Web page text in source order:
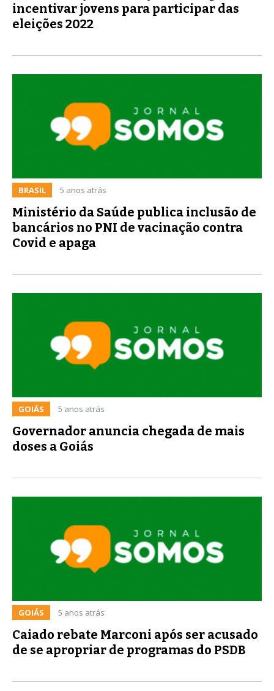
incentivar jovens para participar das
eleições 2022
BRASIL 5 anos atrás
Ministério da Saúde publica inclusão de
bancários no PNI de vacinação contra
Covid e apaga
GOIÁS 5 anos atrás
Governador anuncia chegada de mais
doses a Goiás
GOIÁS 5 anos atrás
Caiado rebate Marconi após ser acusado
de se apropriar de programas do PSDB